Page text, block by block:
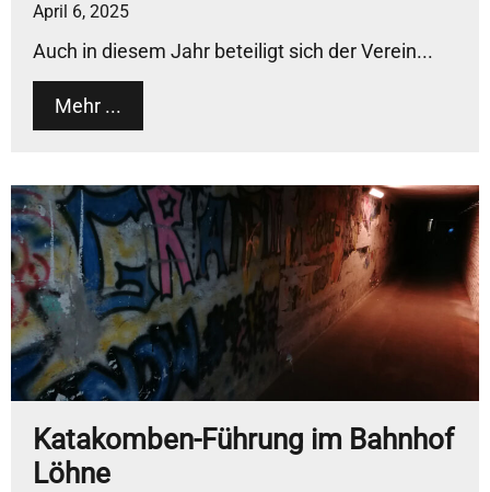
April 6, 2025
Auch in diesem Jahr beteiligt sich der Verein...
Mehr ...
Katakomben-Führung im Bahnhof
Löhne